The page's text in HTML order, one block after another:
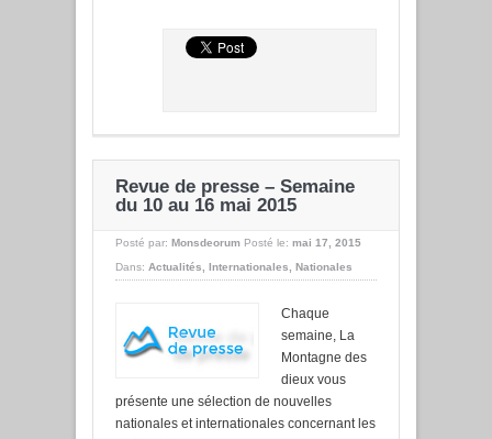
Revue de presse – Semaine
du 10 au 16 mai 2015
Posté par: Monsdeorum Posté le: mai 17, 2015
Dans: Actualités, Internationales, Nationales
Chaque
semaine, La
Montagne des
dieux vous
présente une sélection de nouvelles
nationales et internationales concernant les